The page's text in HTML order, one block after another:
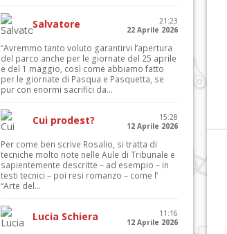
Salvatore
21:23
22 Aprile 2026
“Avremmo tanto voluto garantirvi l’apertura
del parco anche per le giornate del 25 aprile
e del 1 maggio, così come abbiamo fatto
per le giornate di Pasqua e Pasquetta, se
pur con enormi sacrifici da...
Cui prodest?
15:28
12 Aprile 2026
Per come ben scrive Rosalio, si tratta di
tecniche molto note nelle Aule di Tribunale e
sapientemente descritte – ad esempio – in
testi tecnici – poi resi romanzo – come l’
“Arte del...
Lucia Schiera
11:16
12 Aprile 2026